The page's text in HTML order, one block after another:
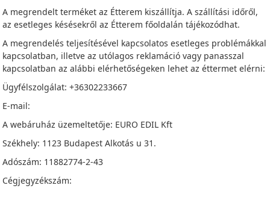
A megrendelt terméket az Étterem kiszállítja. A szállítási időről,
az esetleges késésekről az Étterem főoldalán tájékozódhat.
A megrendelés teljesítésével kapcsolatos esetleges problémákkal
kapcsolatban, illetve az utólagos reklamáció vagy panasszal
kapcsolatban az alábbi elérhetőségeken lehet az éttermet elérni:
Ügyfélszolgálat: +36302233667
E-mail:
A webáruház üzemeltetője: EURO EDIL Kft
Székhely: 1123 Budapest Alkotás u 31.
Adószám: 11882774-2-43
Cégjegyzékszám: